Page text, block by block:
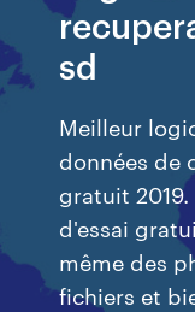
sd
Meilleur
données de
gratuit
d'essai
même des
fichiers et